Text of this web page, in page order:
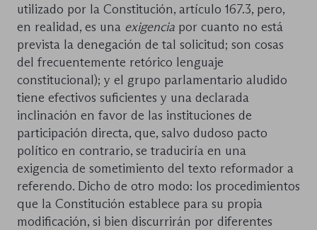
utilizado por la Constitución, artículo 167.3, pero,
en realidad, es una exigencia por cuanto no está
prevista la denegación de tal solicitud; son cosas
del frecuentemente retórico lenguaje
constitucional); y el grupo parlamentario aludido
tiene efectivos suficientes y una declarada
inclinación en favor de las instituciones de
participación directa, que, salvo dudoso pacto
político en contrario, se traduciría en una
exigencia de sometimiento del texto reformador a
referendo. Dicho de otro modo: los procedimientos
que la Constitución establece para su propia
modificación, si bien discurrirán por diferentes